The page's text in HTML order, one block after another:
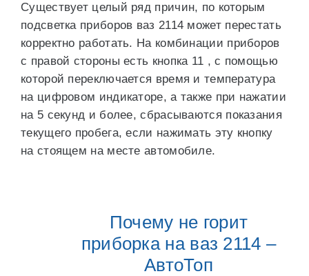
Существует целый ряд причин, по которым
подсветка приборов ваз 2114 может перестать
корректно работать. На комбинации приборов
с правой стороны есть кнопка 11 , с помощью
которой переключается время и температура
на цифровом индикаторе, а также при нажатии
на 5 секунд и более, сбрасываются показания
текущего пробега, если нажимать эту кнопку
на стоящем на месте автомобиле.
Почему не горит
приборка на ваз 2114 –
АвтоТоп